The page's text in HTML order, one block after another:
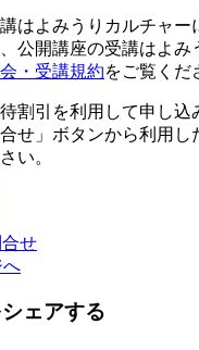
はよみうりカルチャー
公開講座の受講はよみ
・受講規約をご覧くだ
割引を利用して申し込
合せ」ボタンから利用
い。
せ
へ
ェアする